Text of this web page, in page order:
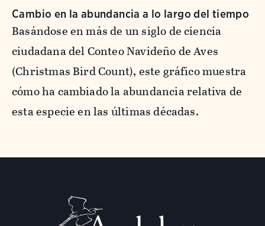
Cambio en la abundancia a lo largo del tiempo
Basándose en más de un siglo de ciencia
ciudadana del Conteo Navideño de Aves
(Christmas Bird Count), este gráfico muestra
cómo ha cambiado la abundancia relativa de
esta especie en las últimas décadas.